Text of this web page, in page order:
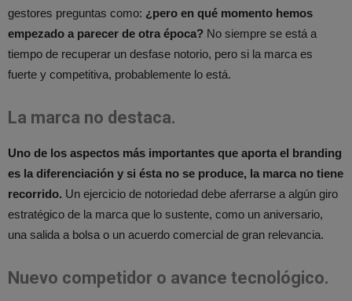
gestores preguntas como: ¿pero en qué momento hemos
empezado a parecer de otra época? No siempre se está a
tiempo de recuperar un desfase notorio, pero si la marca es
fuerte y competitiva, probablemente lo está.
La marca no destaca.
Uno de los aspectos más importantes que aporta el branding
es la diferenciación y si ésta no se produce, la marca no tiene
recorrido. Un ejercicio de notoriedad debe aferrarse a algún giro
estratégico de la marca que lo sustente, como un aniversario,
una salida a bolsa o un acuerdo comercial de gran relevancia.
Nuevo competidor o avance tecnológico.